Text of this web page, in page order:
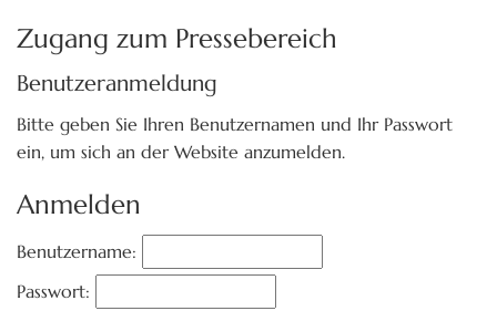
Zugang zum Pressebereich
Benutzeranmeldung
Bitte geben Sie Ihren Benutzernamen und Ihr Passwort
ein, um sich an der Website anzumelden.
Anmelden
Benutzername:
Passwort: